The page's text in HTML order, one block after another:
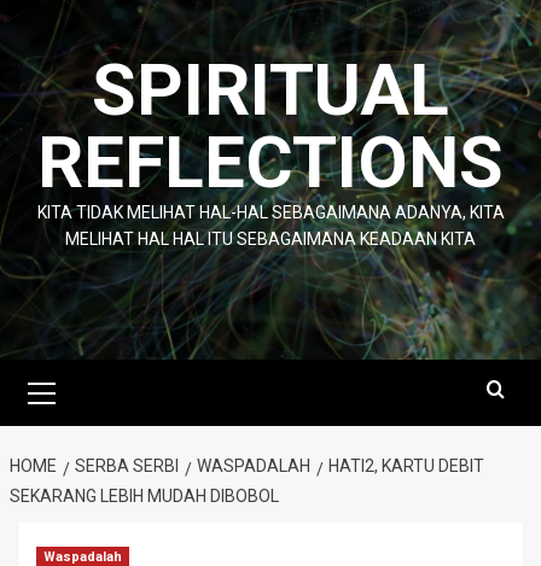
Skip
content
SPIRITUAL
REFLECTIONS
KITA TIDAK MELIHAT HAL-HAL SEBAGAIMANA ADANYA, KITA
MELIHAT HAL HAL ITU SEBAGAIMANA KEADAAN KITA
Menu
HOME SERBA SERBI WASPADALAH
HATI2, KARTU DEBIT
SEKARANG LEBIH MUDAH DIBOBOL
Waspadalah